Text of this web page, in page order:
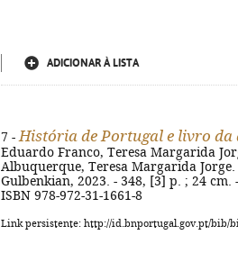
ADICIONAR À LISTA
7 - História de Portugal e livro da
Eduardo Franco, Teresa Margarida
Albuquerque, Teresa Margarida
Gulbenkian, 2023. - 348, [3] p. ; 24
ISBN 978-972-31-1661-8
Link persistente: http://id.bnportugal.gov.pt/bib/